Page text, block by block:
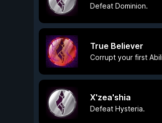
Defeat Dominion.
True Believer
Corrupt your first
X'zea'shia
Defeat Hysteria.